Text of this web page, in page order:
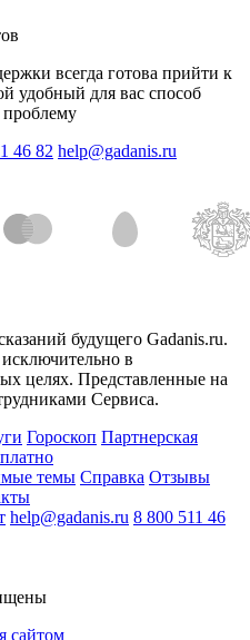
всегда готова прийти к
удобный для вас способ
46 82 help@gadanis.ru
будущего Gadanis.ru.
в
целях. Представленные на
Сервиса.
Гороскоп Партнерская
темы Справка Отзывы
help@gadanis.ru 8 800 511 46
сайтом